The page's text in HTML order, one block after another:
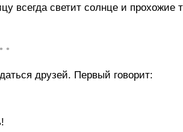
всегда светит солнце и прохожие
•
друзей. Первый говорит: